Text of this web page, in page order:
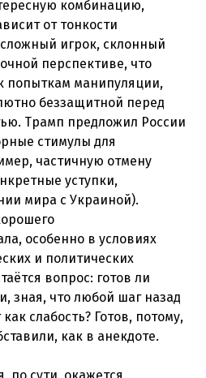
комбинацию,
от тонкости
игрок, склонный
перспективе, что
попыткам манипуляции,
беззащитной перед
Трамп предложил России
стимулы для
частичную отмену
уступки,
мира с Украиной).
особенно в условиях
и политических
вопрос: готов ли
зная, что любой шаг назад
слабость? Готов, потому,
как в анекдоте.